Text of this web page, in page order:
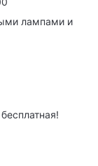
лампами и